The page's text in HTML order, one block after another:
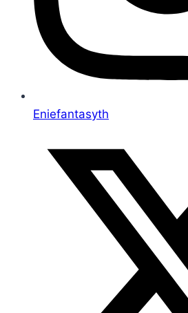
Eniefantasyth